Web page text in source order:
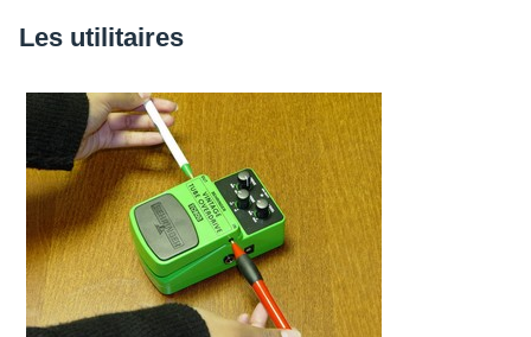
Les utili­taires